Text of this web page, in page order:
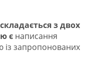
з двох
є написання
із запропонованих